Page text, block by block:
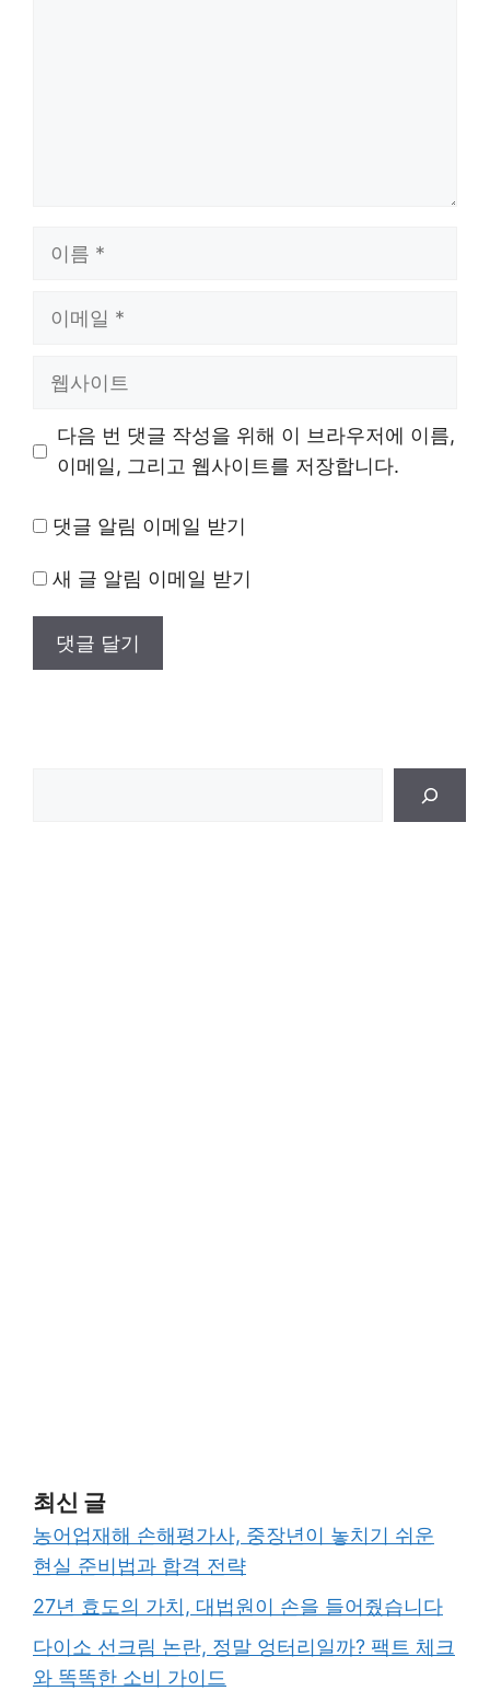
트
다음 번 댓글 작성을 위해 이 브라우저에 이름,
이메일, 그리고 웹사이트를 저장합니다.
댓글 알림 이메일 받기
새 글 알림 이메일 받기
최신 글
농어업재해 손해평가사, 중장년이 놓치기 쉬운
현실 준비법과 합격 전략
27년 효도의 가치, 대법원이 손을 들어줬습니다
다이소 선크림 논란, 정말 엉터리일까? 팩트 체크
와 똑똑한 소비 가이드